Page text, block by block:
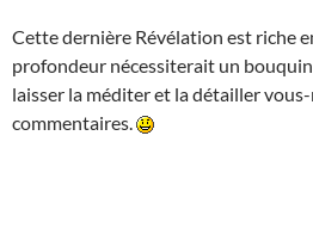
Cette dernière Révélation est riche
profondeur nécessiterait un
laisser la méditer et la détailler
commentaires.